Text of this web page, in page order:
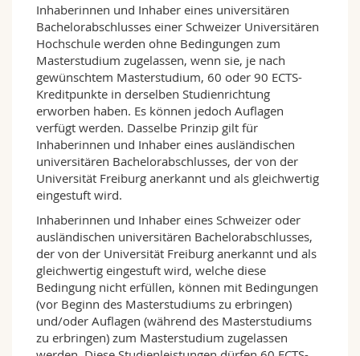
unter Berücksichtigung der jeweiligen
Kreditpunkte für die Kurse in den ersten beiden
Gruppen selbst zusammenstellen. In diesem
Rahmen haben sie Zugang zum Swiss Joint
Master in Computer Science (SJMCS). Dieses
Masterprogramm wird gemeinsam von den
Universitäten Freiburg, Bern und Neuenburg
angeboten und bietet den Studierenden
zahlreiche Vorteile (weitere Informationen
hierzu finden Sie im Studienprogramm
«Informatik»). So können sie über 60
Vorlesungen in Deutsch, Französisch, aber
mehrheitlich in Englisch belegen. Somit können
auch englischsprachige Studierende das
Programm problemlos absolvieren.
Das Departement legt einen besonderen Wert
auf ein praxisnahes Studium. Die behandelten
Themen befassen sich u.a. mit Methoden und
aktuellen Technologien zur Digitalisierung von
Unternehmen wie beispielsweise Blockchains,
Inhaberinnen und Inhaber eines universitären
Bachelorabschlusses einer Schweizer Universitären
Hochschule werden ohne Bedingungen zum
Masterstudium zugelassen, wenn sie, je nach
gewünschtem Masterstudium, 60 oder 90 ECTS-
Kreditpunkte in derselben Studienrichtung
erworben haben. Es können jedoch Auflagen
verfügt werden. Dasselbe Prinzip gilt für
Inhaberinnen und Inhaber eines ausländischen
universitären Bachelorabschlusses, der von der
Universität Freiburg anerkannt und als gleichwertig
eingestuft wird.
Inhaberinnen und Inhaber eines Schweizer oder
ausländischen universitären Bachelorabschlusses,
der von der Universität Freiburg anerkannt und als
gleichwertig eingestuft wird, welche diese
Bedingung nicht erfüllen, können mit Bedingungen
(vor Beginn des Masterstudiums zu erbringen)
und/oder Auflagen (während des Masterstudiums
zu erbringen) zum Masterstudium zugelassen